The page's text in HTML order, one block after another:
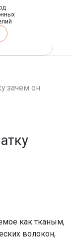
он
как тканым,
волокон,